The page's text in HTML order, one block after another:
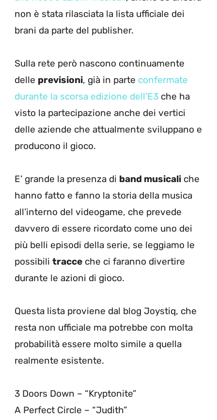
non è stata rilasciata la lista ufficiale dei
brani da parte del publisher.
Sulla rete però nascono continuamente
delle previsioni, già in parte confermate
durante la scorsa edizione dell’E3 che ha
visto la partecipazione anche dei vertici
delle aziende che attualmente sviluppano e
producono il gioco.
E’ grande la presenza di band musicali che
hanno fatto e fanno la storia della musica
all’interno del videogame, che prevede
davvero di essere ricordato come uno dei
più belli episodi della serie, se leggiamo le
possibili tracce che ci faranno divertire
durante le azioni di gioco.
Questa lista proviene dal blog Joystiq, che
resta non ufficiale ma potrebbe con molta
probabilità essere molto simile a quella
realmente esistente.
3 Doors Down – “Kryptonite”
A Perfect Circle – “Judith”